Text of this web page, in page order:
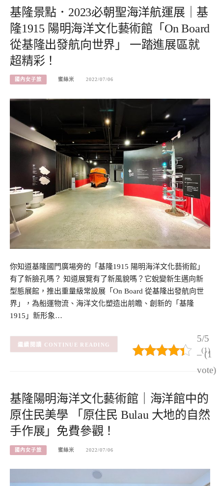
基隆景點．2023必朝聖海洋航運展｜基
隆1915 陽明海洋文化藝術館「On Board
從基隆出發航向世界」 一踏進展區就
超精彩！
國內女子旅 蜜絲米 2022/07/06
你知道基隆國門廣場旁的「基隆1915 陽明海洋文化藝術館」
有了新臉孔嗎？ 知道展覽有了新風貌嗎？它蛻變新生邁向新
型態展館，推出重量級常設展「On Board 從基隆出發航向世
界」，為船運物流、海洋文化塑造出前瞻、創新的「基隆
1915」新形象…
5/5
– (1
vote)
(1)
CONTINUE READING
基隆陽明海洋文化藝術館｜海洋館中的
原住民美學 「原住民 Bulau 大地的自然
手作展」免費參觀！
國內女子旅 蜜絲米 2022/07/06